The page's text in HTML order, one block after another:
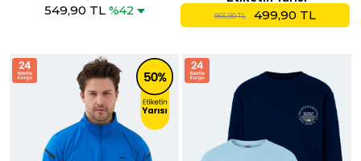
Cepli Gri Sweatshırt
549,90 TL %42
Sweatshırt
966,90 TL 499,90 TL